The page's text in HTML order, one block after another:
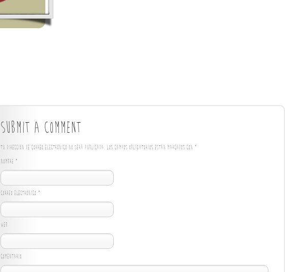
Submit a Comment
Tu dirección de correo electrónico no será publicada. Los campos obligatorios están marcados con *
Nombre *
Correo electrónico *
Web
Comentario